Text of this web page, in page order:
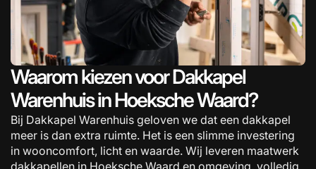
Waarom kiezen voor Dakkapel
Warenhuis in Hoeksche Waard?
Bij Dakkapel Warenhuis geloven we dat een dakkapel
meer is dan extra ruimte. Het is een slimme investering
in wooncomfort, licht en waarde. Wij leveren maatwerk